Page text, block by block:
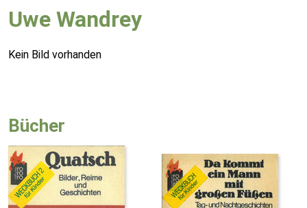
Uwe Wandrey
Kein Bild vorhanden
Bücher